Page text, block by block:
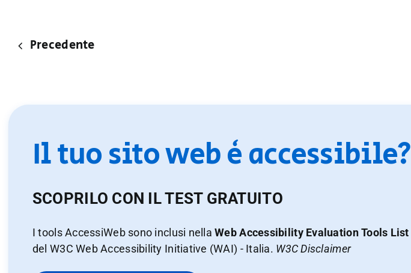
Precedente
Il tuo sito web è accessibile?
SCOPRILO CON IL TEST GRATUITO
I tools AccessiWeb sono inclusi nellaWeb Accessibility Evaluation Tools List
del W3C Web Accessibility Initiative (WAI) - Italia. W3C Disclaimer